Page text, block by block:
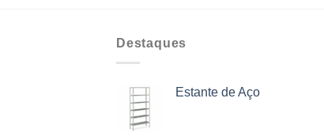
Destaques
Estante de Aço